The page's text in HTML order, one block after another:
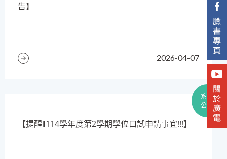
2026-04-07
告】
系所
公告
​【提醒‖114學年度第2學期學位口試申請事宜!!!】